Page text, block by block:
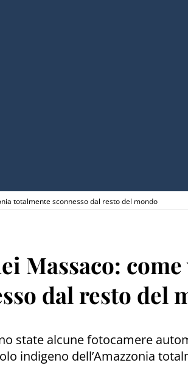
totalmente sconnesso dal resto del mondo
Massaco:
dal resto del
state alcune fotocamere
indigeno dell’Amazzonia